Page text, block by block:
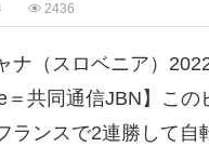
2436
ナ（スロベニア）
＝共同通信JBN】この
ランスで2連勝して自